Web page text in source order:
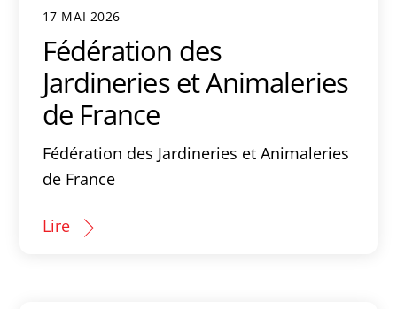
17 MAI 2026
Fédération des
Jardineries et Animaleries
de France
Fédération des Jardineries et Animaleries
de France
Lire